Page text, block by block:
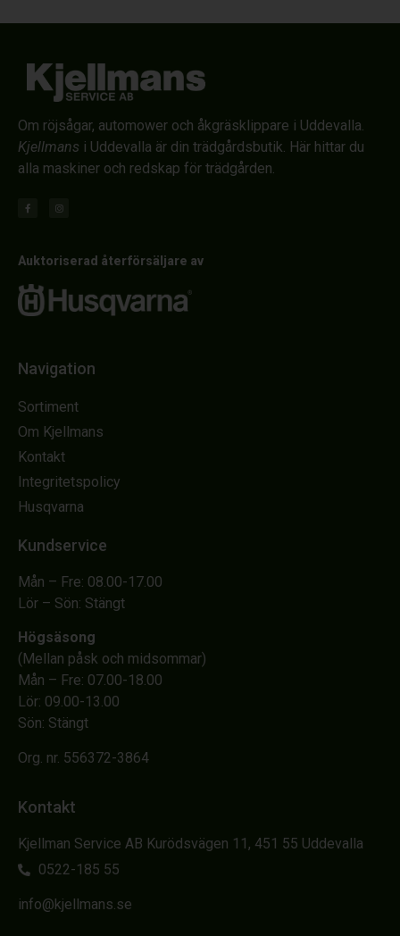
Om röjsågar, automower och åkgräsklippare i Uddevalla.
Kjellmans i Uddevalla är din trädgårdsbutik. Här hittar du
alla maskiner och redskap för trädgården.
Auktoriserad återförsäljare av
Navigation
Sortiment
Om Kjellmans
Kontakt
Integritetspolicy
Husqvarna
Kundservice
Mån – Fre: 08.00-17.00
Lör – Sön: Stängt
Högsäsong
(Mellan påsk och midsommar)
Mån – Fre: 07.00-18.00
Lör: 09.00-13.00
Sön: Stängt
Org. nr. 556372-3864
Kontakt
Kjellman Service AB Kurödsvägen 11, 451 55 Uddevalla
0522-185 55
info@kjellmans.se